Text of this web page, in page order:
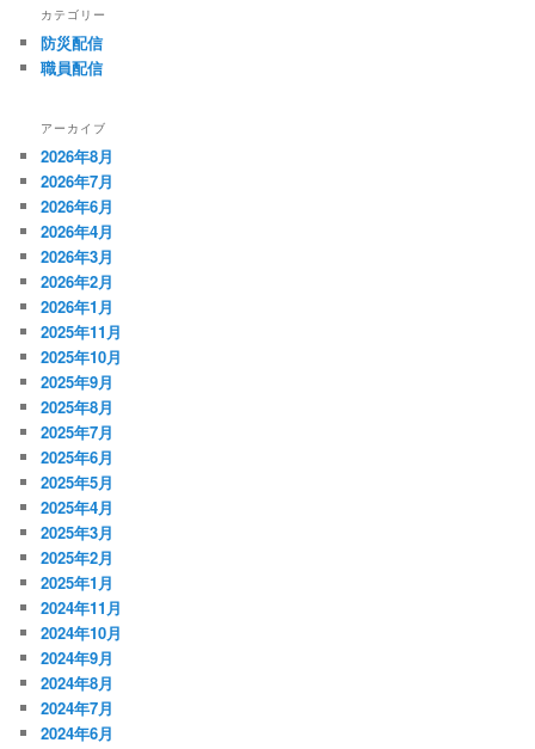
カテゴリー
防災配信
職員配信
アーカイブ
2026年8月
2026年7月
2026年6月
2026年4月
2026年3月
2026年2月
2026年1月
2025年11月
2025年10月
2025年9月
2025年8月
2025年7月
2025年6月
2025年5月
2025年4月
2025年3月
2025年2月
2025年1月
2024年11月
2024年10月
2024年9月
2024年8月
2024年7月
2024年6月